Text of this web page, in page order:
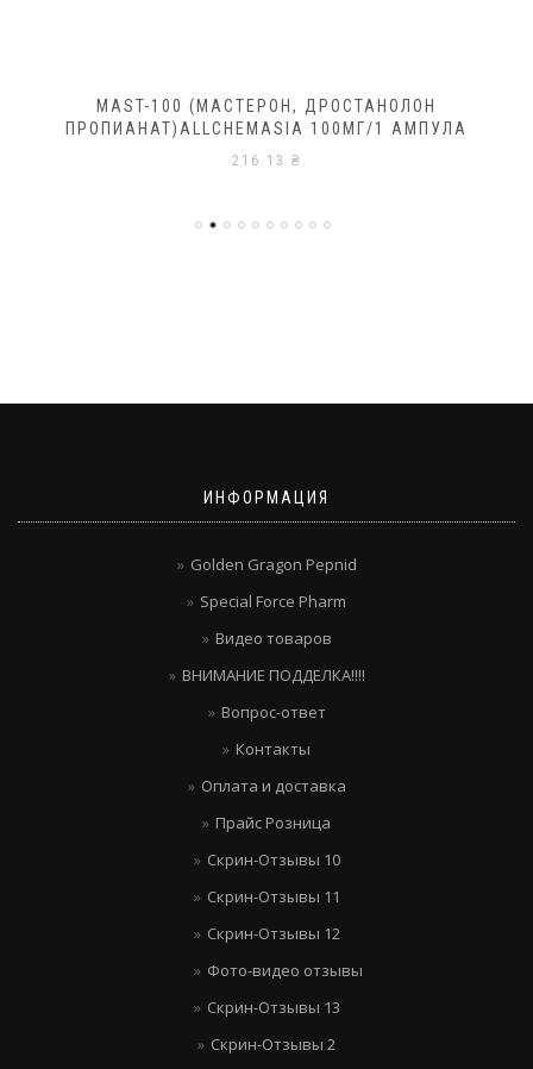
MAST-100 (МАСТЕРОН, ДРОСТАНОЛОН
ПРОПИАНАТ)ALLCHEMASIA 100МГ/1 АМПУЛА
216.13 ₴
ИНФОРМАЦИЯ
Golden Gragon Pepnid
Special Force Pharm
Видео товаров
ВНИМАНИЕ ПОДДЕЛКА!!!!
Вопрос-ответ
Контакты
Оплата и доставка
Прайс Розница
Скрин-Отзывы 10
Скрин-Отзывы 11
Скрин-Отзывы 12
Фото-видео отзывы
Скрин-Отзывы 13
Скрин-Отзывы 2